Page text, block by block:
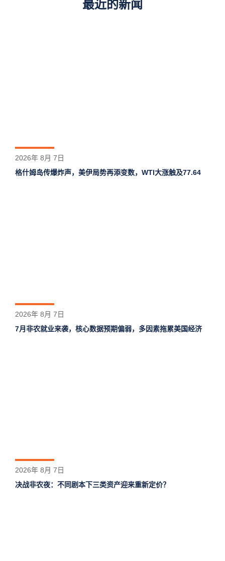
最近的新闻
2026年 8月 7日
格什姆岛‌传爆炸声，美伊局势再添变数，WTI大涨触及77.64
2026年 8月 7日
7月非农就业来袭，核心数据预期偏弱，多因素拖累美国经济
2026年 8月 7日
决战非农夜：不同剧本下三类资产迎来重新定价？